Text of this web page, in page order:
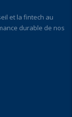
et la fintech au
durable de nos